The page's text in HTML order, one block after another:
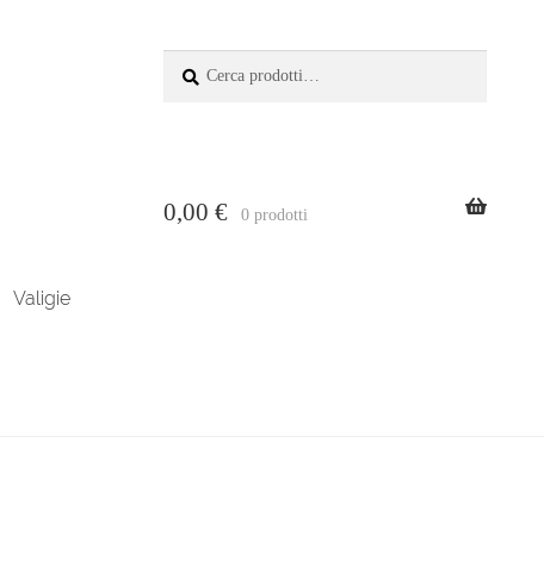
Valigie
0,00 € 0 prodotti